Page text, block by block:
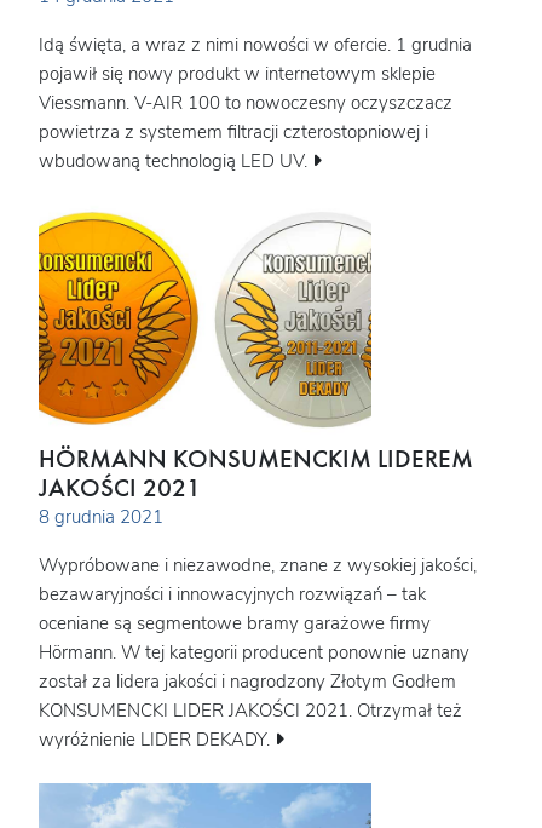
Idą święta, a wraz z nimi nowości w ofercie. 1 grudnia
pojawił się nowy produkt w internetowym sklepie
Viessmann. V-AIR 100 to nowoczesny oczyszczacz
powietrza z systemem filtracji czterostopniowej i
wbudowaną technologią LED UV.
HÖRMANN KONSUMENCKIM LIDEREM
JAKOŚCI 2021
8 grudnia 2021
Wypróbowane i niezawodne, znane z wysokiej jakości,
bezawaryjności i innowacyjnych rozwiązań – tak
oceniane są segmentowe bramy garażowe firmy
Hörmann. W tej kategorii producent ponownie uznany
został za lidera jakości i nagrodzony Złotym Godłem
KONSUMENCKI LIDER JAKOŚCI 2021. Otrzymał też
wyróżnienie LIDER DEKADY.